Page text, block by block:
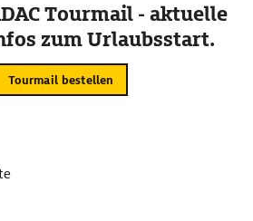
Tourmail - aktuelle
zum Urlaubsstart.
Tourmail bestellen